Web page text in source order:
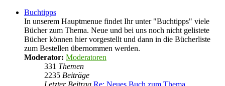
Buchtipps
In unserem Hauptmenue findet Ihr unter "Buchtipps" viele
Bücher zum Thema. Neue und bei uns noch nicht gelistete
Bücher können hier vorgestellt und dann in die Bücherliste
zum Bestellen übernommen werden.
Moderator: Moderatoren
331 Themen
2235 Beiträge
Letzter Beitrag Re: Neues Buch zum Thema